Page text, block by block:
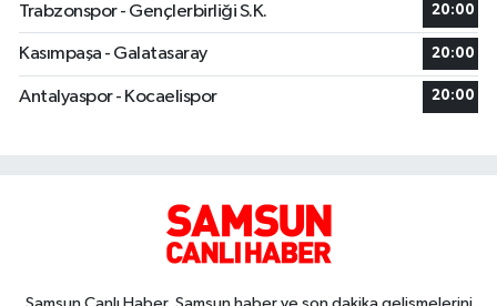
Trabzonspor - Gençlerbirliği S.K. 20:00
Kasımpaşa - Galatasaray 20:00
Antalyaspor - Kocaelispor 20:00
Samsun Canlı Haber, Samsun haber ve son dakika gelişmelerini